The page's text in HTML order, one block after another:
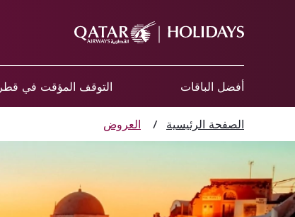
أفضل الباقات التوقف المؤقت في قطر
الصفحة الرئيسية / العروض